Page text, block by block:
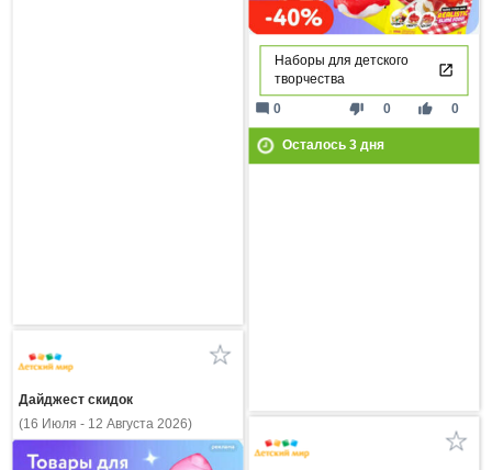
Наборы для детского
творчества
thumb_down 0 thumb_up 0
mode_comment 0
Осталось 3дня
Дайджест скидок
(16 Июля - 12 Августа 2026)